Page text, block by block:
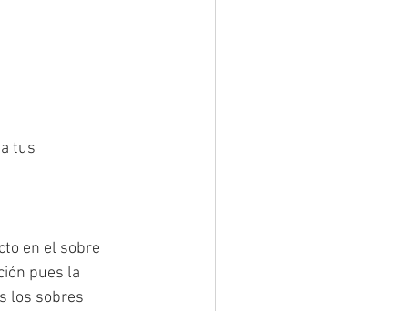
tus
en el sobre
pues la
los sobres